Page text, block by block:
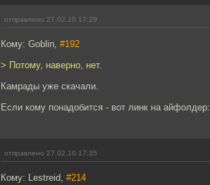
отправлено 27.02.10 17:29
Кому: Goblin, #192
> Потому, наверно, нет.
Камрады уже скачали.
Если кому понадобится - вот линк на айфолдер:
отправлено 27.02.10 17:35
Кому: Lestreid, #214